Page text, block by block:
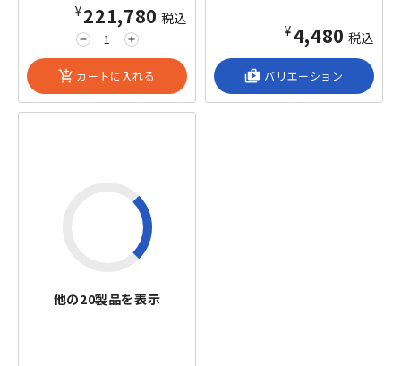
remove add
¥221,780 税込
add_shopping_cart カートに入れる
¥4,480 税込
shop_2 バリエーション
他の20製品を表示